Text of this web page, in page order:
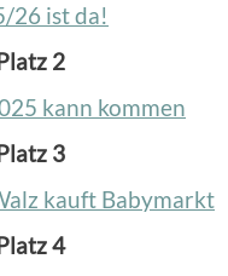
26 ist da!
2
kann kommen
3
kauft Babymarkt
4